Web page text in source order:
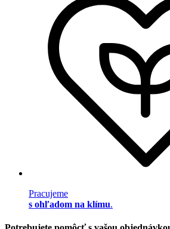
Pracujeme
s ohľadom na klímu.